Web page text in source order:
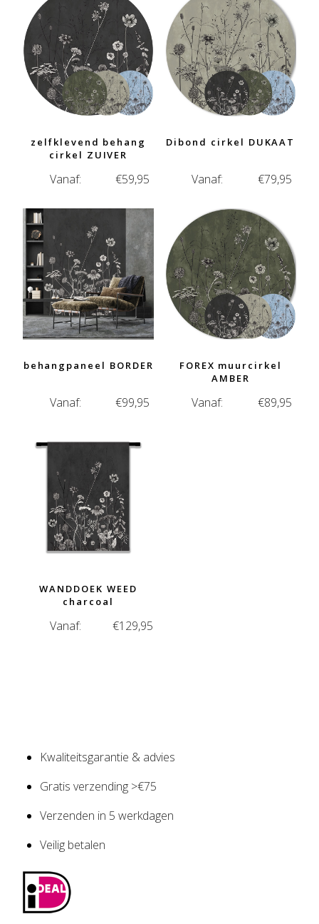
zelfklevend behang
cirkel ZUIVER
Vanaf: €59,95
Dibond cirkel DUKAAT
Vanaf: €79,95
behangpaneel BORDER
Vanaf: €99,95
FOREX muurcirkel
AMBER
Vanaf: €89,95
WANDDOEK WEED
charcoal
Vanaf: €129,95
Kwaliteitsgarantie & advies
Gratis verzending >€75
Verzenden in 5 werkdagen
Veilig betalen